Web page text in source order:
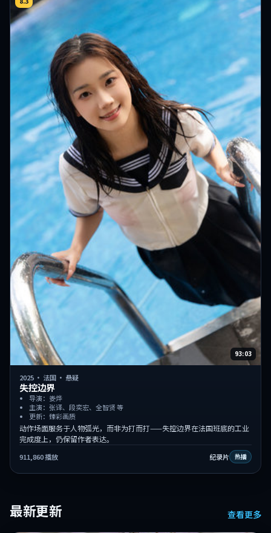
93:03
2025 · 法国 · 悬疑
失控边界
导演：娄烨
主演：张译、段奕宏、全智贤 等
更新：臻彩画质
动作场面服务于人物弧光，而非为打而打——失控边界在法国班底的工业
完成度上，仍保留作者表达。
911,860播放 纪录片 热播
最新更新 查看更多